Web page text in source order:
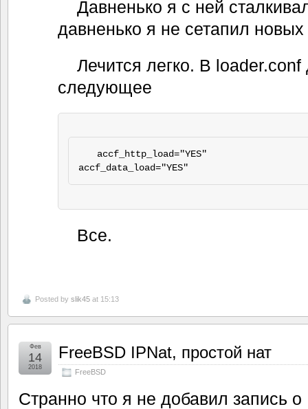
Давненько я с ней
давненько я не сетапил
Лечится легко. В
следующее
accf_http_load="YES"
accf_data_load="YES"
Все.
Posted by slik45 at 15:13
FreeBSD IPNat, простой нат
FreeBSD
Фев
14
2018
Странно что я не добавил запись о